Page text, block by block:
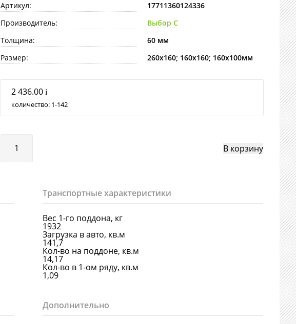
Артикул:
17711360124336
Производитель:
Выбор С
Толщина:
60 мм
Размер:
260х160; 160х160; 160х100мм
2 436.00 i
количество: 1 142
Транспортные характеристики
Вес 1-го поддона, кг
1932
Загрузка в авто, кв.м
141,7
Кол-во на поддоне, кв.м
14,17
Кол-во в 1-ом ряду, кв.м
1,09
Дополнительно